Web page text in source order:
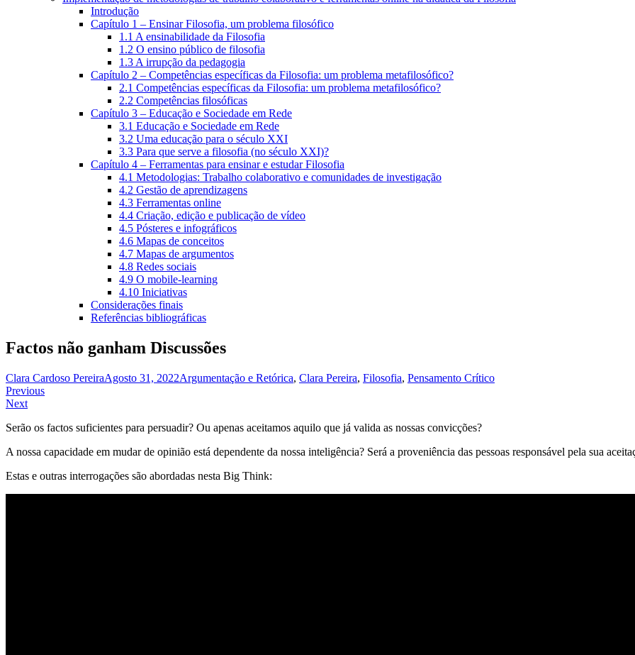
Introdução
Capítulo 1 – Ensinar Filosofia, um problema filosófico
1.1 A ensinabilidade da Filosofia
1.2 O ensino público de filosofia
1.3 A irrupção da pedagogia
Capítulo 2 – Competências específicas da Filosofia: um problema metafilosófico?
2.1 Competências específicas da Filosofia: um problema metafilosófico?
2.2 Competências filosóficas
Capítulo 3 – Educação e Sociedade em Rede
3.1 Educação e Sociedade em Rede
3.2 Uma educação para o século XXI
3.3 Para que serve a filosofia (no século XXI)?
Capítulo 4 – Ferramentas para ensinar e estudar Filosofia
4.1 Metodologias: Trabalho colaborativo e comunidades de investigação
4.2 Gestão de aprendizagens
4.3 Ferramentas online
4.4 Criação, edição e publicação de vídeo
4.5 Pósteres e infográficos
4.6 Mapas de conceitos
4.7 Mapas de argumentos
4.8 Redes sociais
4.9 O mobile-learning
4.10 Iniciativas
Considerações finais
Referências bibliográficas
Factos não ganham Discussões
Clara Cardoso PereiraAgosto 31, 2022Argumentação e Retórica, Clara Pereira, Filosofia, Pensamento Crítico
Navegação
de
artigos
Previous
Next
Serão os factos suficientes para persuadir? Ou apenas aceitamos aquilo que já valida as nossas convicções?
A nossa capacidade em mudar de opinião está dependente da nossa inteligência? Será a proveniência das pessoas responsável pela sua
Estas e outras interrogações são abordadas nesta Big Think: